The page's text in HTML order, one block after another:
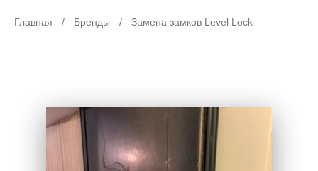
Главная / Бренды / Замена замков Level Lock